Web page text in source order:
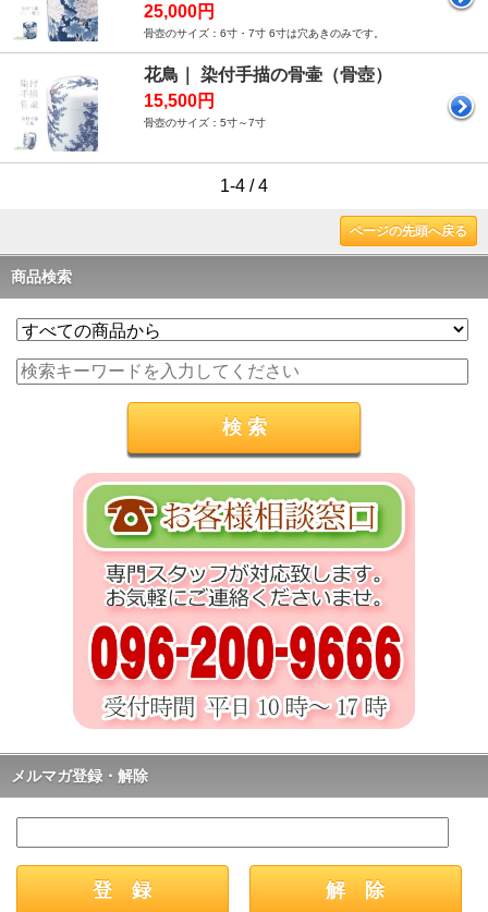
25,000円
骨壺のサイズ：6寸・7寸 6寸は穴あきのみです。
花鳥｜ 染付手描の骨壷（骨壺）
15,500円
骨壺のサイズ：5寸～7寸
1-4 / 4
ページの先頭へ戻る
商品検索
メルマガ登録・解除